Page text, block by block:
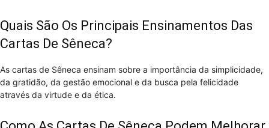
Quais São Os Principais Ensinamentos Das
Cartas De Sêneca?
As cartas de Sêneca ensinam sobre a importância da simplicidade,
da gratidão, da gestão emocional e da busca pela felicidade
através da virtude e da ética.